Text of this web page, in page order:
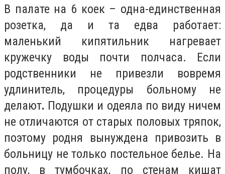
В палате на 6 коек – одна-единственная
розетка, да и та едва работает:
маленький кипятильник нагревает
кружечку воды почти полчаса. Если
родственники не привезли вовремя
удлинитель, процедуры больному не
делают. Подушки и одеяла по виду ничем
не отличаются от старых половых тряпок,
поэтому родня вынуждена привозить в
больницу не только постельное белье. На
полу, в тумбочках, по стенам кишат